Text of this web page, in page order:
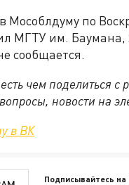
по
МГТУ им. Баумана,
сообщается.
чем поделиться
новости на
в ВК
Подписывайтесь